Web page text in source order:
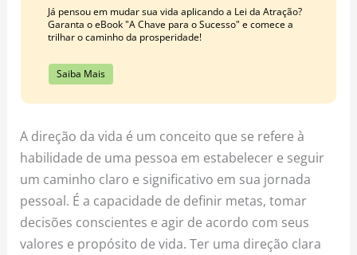
Já pensou em mudar sua vida aplicando a Lei da Atração?
Garanta o eBook "A Chave para o Sucesso" e comece a
trilhar o caminho da prosperidade!
Saiba Mais
A direção da vida é um conceito que se refere à
habilidade de uma pessoa em estabelecer e seguir
um caminho claro e significativo em sua jornada
pessoal. É a capacidade de definir metas, tomar
decisões conscientes e agir de acordo com seus
valores e propósito de vida. Ter uma direção clara